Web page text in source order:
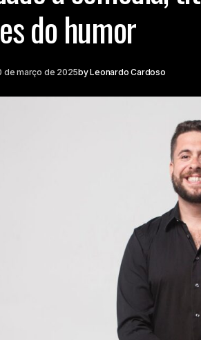
do humor
de março de 2025byLeonardo Cardoso